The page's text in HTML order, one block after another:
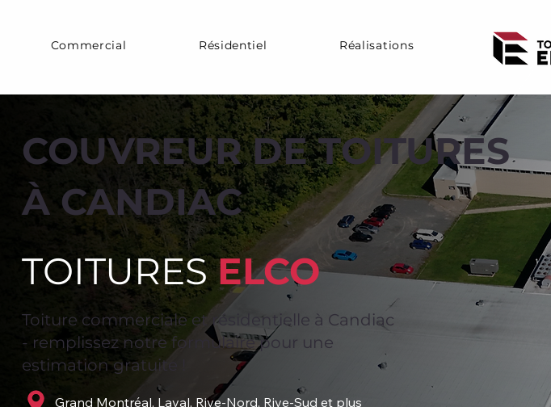
Commercial Résidentiel Réalisations
COUVREUR DE TOITURES
À CANDIAC
TOITURESELCO
Toiture commerciale et résidentielle à Candiac
- remplissez notre formulaire pour une
estimation gratuite !
Grand Montréal, Laval, Rive-Nord, Rive-Sud et plus